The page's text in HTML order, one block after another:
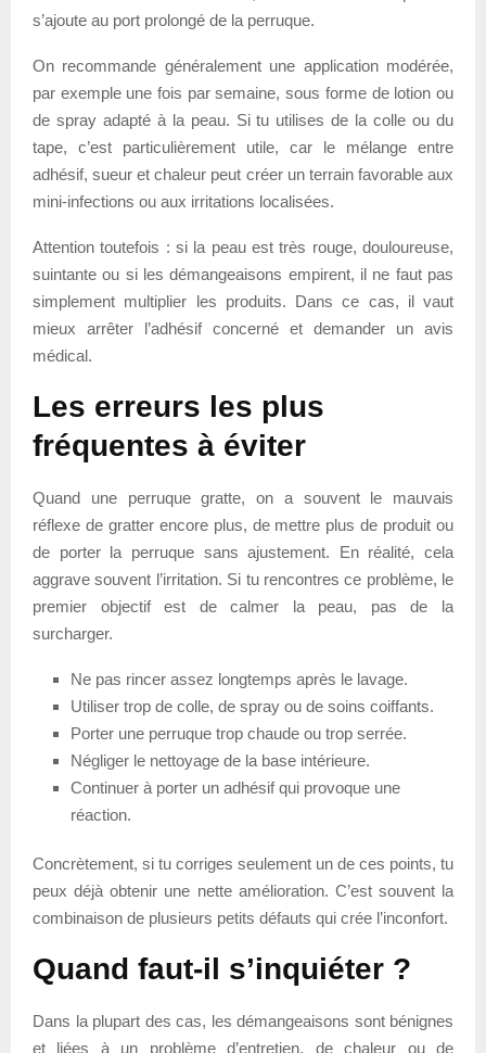
s’ajoute au port prolongé de la perruque.
On recommande généralement une application modérée,
par exemple une fois par semaine, sous forme de lotion ou
de spray adapté à la peau. Si tu utilises de la colle ou du
tape, c’est particulièrement utile, car le mélange entre
adhésif, sueur et chaleur peut créer un terrain favorable aux
mini-infections ou aux irritations localisées.
Attention toutefois : si la peau est très rouge, douloureuse,
suintante ou si les démangeaisons empirent, il ne faut pas
simplement multiplier les produits. Dans ce cas, il vaut
mieux arrêter l’adhésif concerné et demander un avis
médical.
Les erreurs les plus
fréquentes à éviter
Quand une perruque gratte, on a souvent le mauvais
réflexe de gratter encore plus, de mettre plus de produit ou
de porter la perruque sans ajustement. En réalité, cela
aggrave souvent l’irritation. Si tu rencontres ce problème, le
premier objectif est de calmer la peau, pas de la
surcharger.
Ne pas rincer assez longtemps après le lavage.
Utiliser trop de colle, de spray ou de soins coiffants.
Porter une perruque trop chaude ou trop serrée.
Négliger le nettoyage de la base intérieure.
Continuer à porter un adhésif qui provoque une
réaction.
Concrètement, si tu corriges seulement un de ces points, tu
peux déjà obtenir une nette amélioration. C’est souvent la
combinaison de plusieurs petits défauts qui crée l’inconfort.
Quand faut-il s’inquiéter ?
Dans la plupart des cas, les démangeaisons sont bénignes
et liées à un problème d’entretien, de chaleur ou de